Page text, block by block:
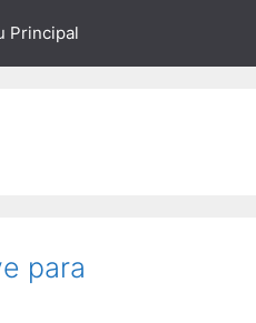
Principal
para